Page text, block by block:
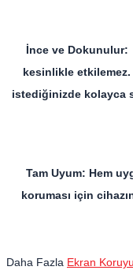
İnce ve
kesinlikle etkilemez.
istediğinizde kolayca
Tam Uyum: Hem
koruması için
Daha Fazla Ekran